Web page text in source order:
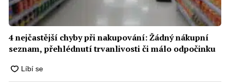
4 nejčastější chyby při nakupování: Žádný nákupní
seznam, přehlédnutí trvanlivosti či málo odpočinku